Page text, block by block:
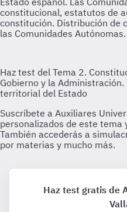
Haz test gratis de